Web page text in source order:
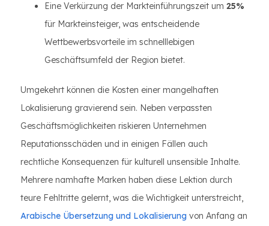
Eine Verkürzung der Markteinführungszeit um 25%
für Markteinsteiger, was entscheidende
Wettbewerbsvorteile im schnelllebigen
Geschäftsumfeld der Region bietet.
Umgekehrt können die Kosten einer mangelhaften
Lokalisierung gravierend sein. Neben verpassten
Geschäftsmöglichkeiten riskieren Unternehmen
Reputationsschäden und in einigen Fällen auch
rechtliche Konsequenzen für kulturell unsensible Inhalte.
Mehrere namhafte Marken haben diese Lektion durch
teure Fehltritte gelernt, was die Wichtigkeit unterstreicht,
Arabische Übersetzung und Lokalisierung von Anfang an